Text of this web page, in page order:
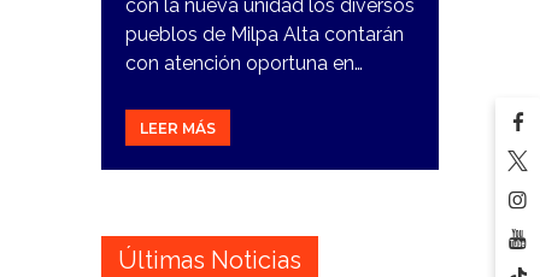
con la nueva unidad los diversos
pueblos de Milpa Alta contarán
con atención oportuna en…
LEER MÁS
Últimas Noticias